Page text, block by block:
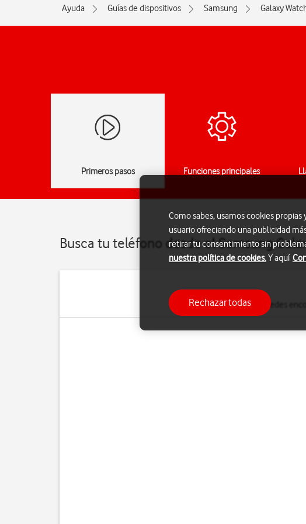
Ayuda Guías de dispositivos Samsung Galaxy
Primeros pasos Funciones principales
Busca tu teléfono desde el Samsung
Si no puedes
Como sabes, usamos cookies
usuario ofreciendo una publicidad
retirar tu consentimiento sin
nuestra política de cookies.Y aquí
Rechazar todas